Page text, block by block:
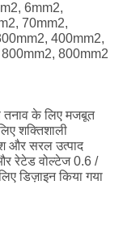
6mm2,
70mm2,
400mm2,
800mm2
तनाव के लिए मजबूत
शक्तिशाली
और सरल उत्पाद
रेटेड वोल्टेज 0.6 /
डिज़ाइन किया गया